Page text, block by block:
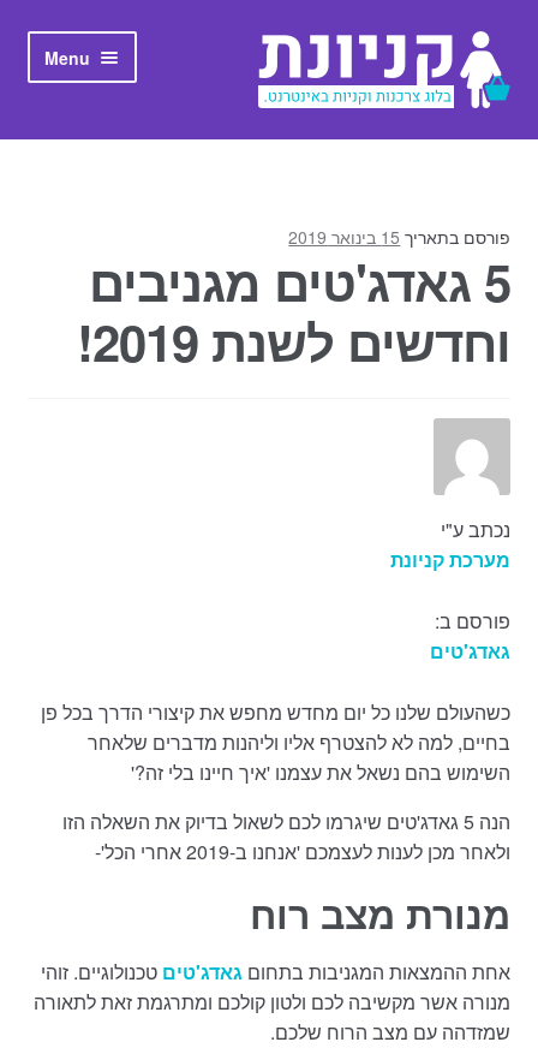
Skip to navigation
Skip to content
Menu
ראשי
פורסם בתאריך 15 בינואר 2019
5 גאדג'טים מגניבים
וחדשים לשנת 2019!
נכתב ע"י
מערכת קניונת
פורסם ב:
גאדג'טים
כשהעולם שלנו כל יום מחדש מחפש את קיצורי הדרך בכל פן
בחיים, למה לא להצטרף אליו וליהנות מדברים שלאחר
השימוש בהם נשאל את עצמנו 'איך חיינו בלי זה?'
הנה 5 גאדג'טים שיגרמו לכם לשאול בדיוק את השאלה הזו
ולאחר מכן לענות לעצמכם 'אנחנו ב-2019 אחרי הכל'-
מנורת מצב רוח
אחת ההמצאות המגניבות בתחום גאדג'טים טכנולוגיים. זוהי
מנורה אשר מקשיבה לכם ולטון קולכם ומתרגמת זאת לתאורה
שמזדהה עם מצב הרוח שלכם.